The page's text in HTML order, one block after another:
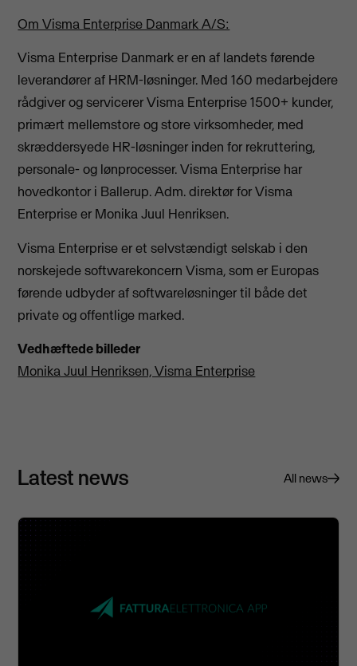
Om Visma Enterprise Danmark A/S:
Visma Enterprise Danmark er en af landets førende
leverandører af HRM-løsninger. Med 160 medarbejdere
rådgiver og servicerer Visma Enterprise 1500+ kunder,
primært mellemstore og store virksomheder, med
skræddersyede HR-løsninger inden for rekruttering,
personale- og lønprocesser. Visma Enterprise har
hovedkontor i Ballerup. Adm. direktør for Visma
Enterprise er Monika Juul Henriksen.
Visma Enterprise er et selvstændigt selskab i den
norskejede softwarekoncern Visma, som er Europas
førende udbyder af softwareløsninger til både det
private og offentlige marked.
Vedhæftede billeder
Monika Juul Henriksen, Visma Enterprise
Latest news All news